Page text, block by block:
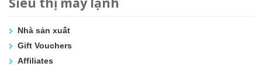
Nhà sản xuất
Gift Vouchers
Affiliates